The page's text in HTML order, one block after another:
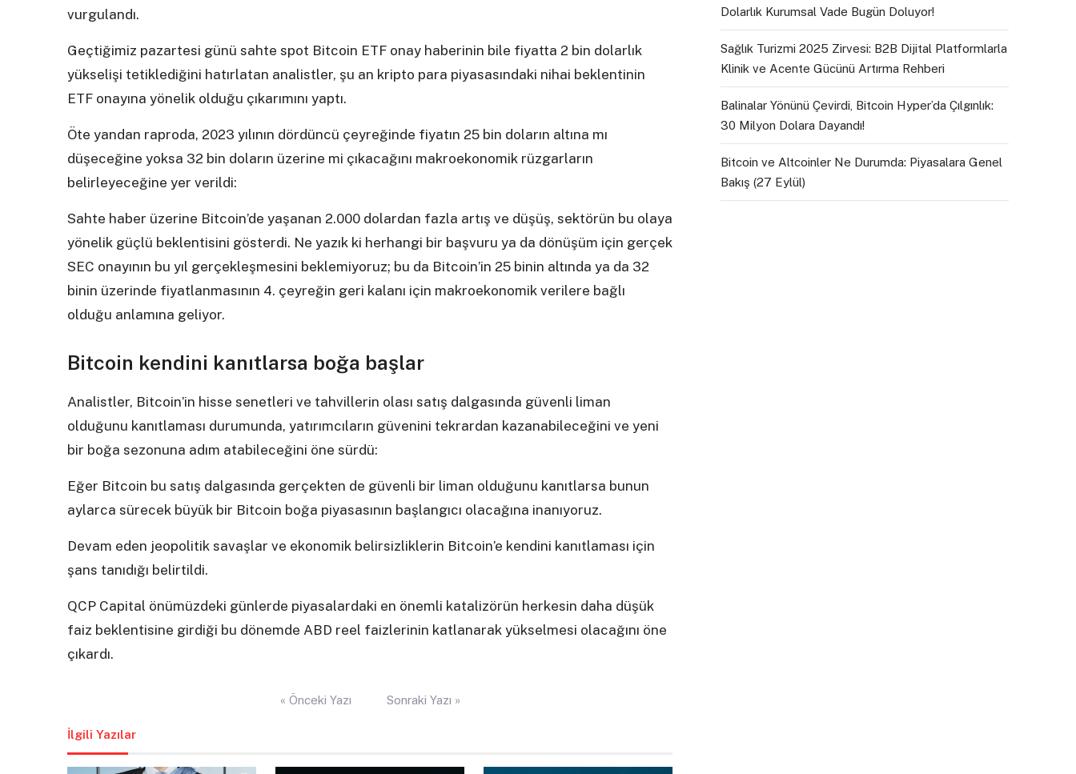
vurgulandı.
Geçtiğimiz pazartesi günü sahte spot Bitcoin ETF onay haberinin bile fiyatta 2 bin dolarlık
yükselişi tetiklediğini hatırlatan analistler, şu an kripto para piyasasındaki nihai beklentinin
ETF onayına yönelik olduğu çıkarımını yaptı.
Öte yandan raproda, 2023 yılının dördüncü çeyreğinde fiyatın 25 bin doların altına mı
düşeceğine yoksa 32 bin doların üzerine mi çıkacağını makroekonomik rüzgarların
belirleyeceğine yer verildi:
Sahte haber üzerine Bitcoin’de yaşanan 2.000 dolardan fazla artış ve düşüş, sektörün bu olaya
yönelik güçlü beklentisini gösterdi. Ne yazık ki herhangi bir başvuru ya da dönüşüm için gerçek
SEC onayının bu yıl gerçekleşmesini beklemiyoruz; bu da Bitcoin’in 25 binin altında ya da 32
binin üzerinde fiyatlanmasının 4. çeyreğin geri kalanı için makroekonomik verilere bağlı
olduğu anlamına geliyor.
Bitcoin kendini kanıtlarsa boğa başlar
Analistler, Bitcoin’in hisse senetleri ve tahvillerin olası satış dalgasında güvenli liman
olduğunu kanıtlaması durumunda, yatırımcıların güvenini tekrardan kazanabileceğini ve yeni
bir boğa sezonuna adım atabileceğini öne sürdü:
Eğer Bitcoin bu satış dalgasında gerçekten de güvenli bir liman olduğunu kanıtlarsa bunun
aylarca sürecek büyük bir Bitcoin boğa piyasasının başlangıcı olacağına inanıyoruz.
Devam eden jeopolitik savaşlar ve ekonomik belirsizliklerin Bitcoin’e kendini kanıtlaması için
şans tanıdığı belirtildi.
QCP Capital önümüzdeki günlerde piyasalardaki en önemli katalizörün herkesin daha düşük
faiz beklentisine girdiği bu dönemde ABD reel faizlerinin katlanarak yükselmesi olacağını öne
çıkardı.
« Önceki Yazı Sonraki Yazı »
İlgili Yazılar
Dolarlık Kurumsal Vade Bugün Doluyor!
Sağlık Turizmi 2025 Zirvesi: B2B Dijital Platformlarla
Klinik ve Acente Gücünü Artırma Rehberi
Balinalar Yönünü Çevirdi, Bitcoin Hyper’da Çılgınlık:
30 Milyon Dolara Dayandı!
Bitcoin ve Altcoinler Ne Durumda: Piyasalara Genel
Bakış (27 Eylül)